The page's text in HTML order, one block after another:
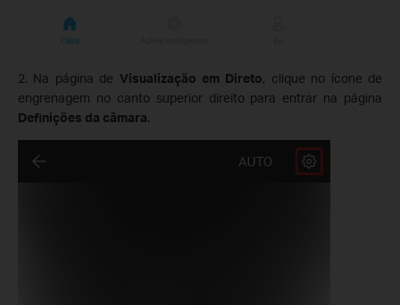
2. Na página de Visualização em Direto, clique no ícone de
engrenagem no canto superior direito para entrar na página
Definições da câmara.